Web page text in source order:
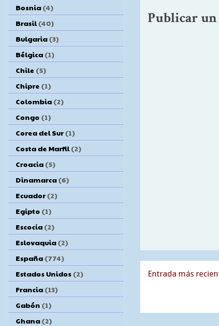
Publicar
Entrada más
Bosnia (4)
Brasil (40)
Bulgaria (3)
Bélgica (1)
Chile (5)
Chipre (1)
Colombia (2)
Congo (1)
Corea del Sur (1)
Costa de Marfil (2)
Croacia (5)
Dinamarca (6)
Ecuador (2)
Egipto (1)
Escocia (2)
Eslovaquia (2)
España (774)
Estados Unidos (2)
Francia (13)
Gabón (1)
Ghana (2)